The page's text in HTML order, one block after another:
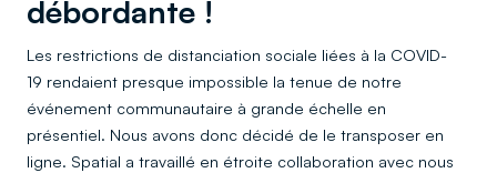
débordante !
Les restrictions de distanciation sociale liées à la COVID-
19 rendaient presque impossible la tenue de notre
événement communautaire à grande échelle en
présentiel. Nous avons donc décidé de le transposer en
ligne. Spatial a travaillé en étroite collaboration avec nous